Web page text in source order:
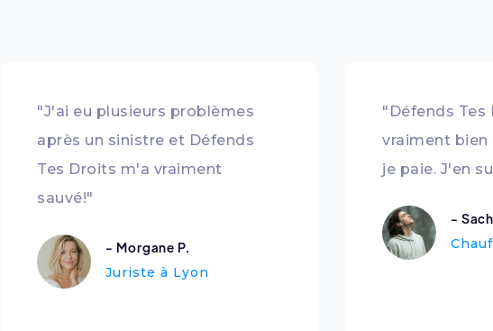
"J'ai eu plusieurs problèmes
après un sinistre et Défends
Tes Droits m'a vraiment
sauvé!"
- Morgane P.
Juriste à Lyon
"Défends Tes
vraiment bien
je paie. J'en
-